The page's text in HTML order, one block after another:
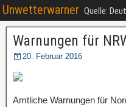
Unwetterwarner Quelle:
Warnungen für
20. Februar 2016
Amtliche Warnungen für